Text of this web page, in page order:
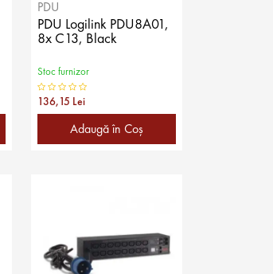
PDU
PDU Logilink PDU8A01,
8x C13, Black
Stoc furnizor
136,15 Lei
Adaugă în Coş